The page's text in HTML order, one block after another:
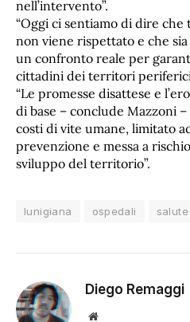
nell’intervento”.
“Oggi ci sentiamo di dire
non viene rispettato e che
un confronto reale per
cittadini dei territori
“Le promesse disattese e
di base – conclude Mazzoni
costi di vite umane, limitato
prevenzione e messa a
sviluppo del territorio”.
lunigiana ospedali salute
Diego Remaggi
Sito